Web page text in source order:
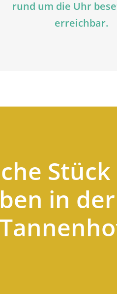
rund um die Uhr
erreichbar.
Stück
in der